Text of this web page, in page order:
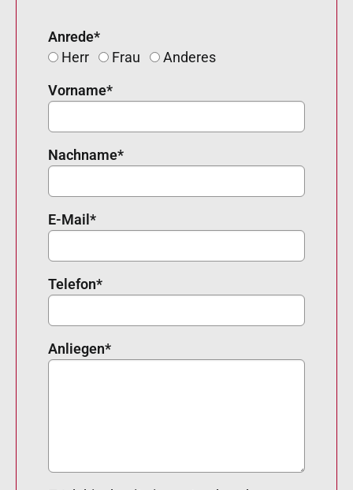
Anrede*
Herr
Frau Anderes
Vorname*
Nachname*
E-Mail *
Telefon*
Anliegen*